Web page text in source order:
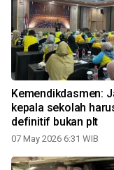
Kemendikdasmen:
kepala sekolah
definitif bukan plt
07 May 2026 6:31 WIB